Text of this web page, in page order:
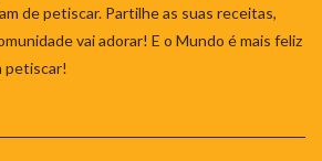
de petiscar. Partilhe as suas receitas,
vai adorar! E o Mundo é mais feliz
petiscar!